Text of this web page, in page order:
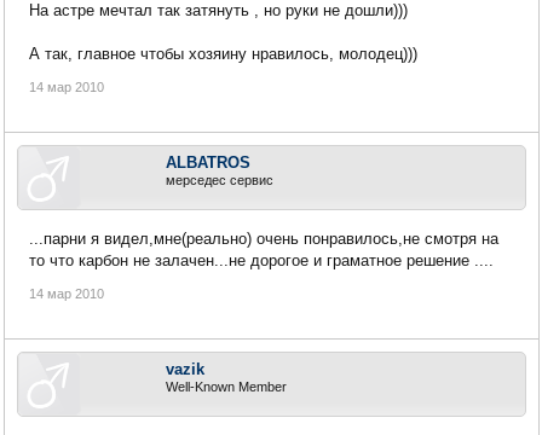
На астре мечтал так затянуть , но руки не дошли)))
А так, главное чтобы хозяину нравилось, молодец)))
14 мар 2010
ALBATROS
мерседес сервис
...парни я видел,мне(реально) очень понравилось,не смотря на
то что карбон не залачен...не дорогое и граматное решение ....
14 мар 2010
vazik
Well-Known Member